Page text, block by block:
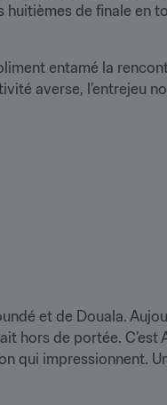
huitièmes de finale en
entamé la
averse, l’entrejeu
et de Douala.
hors de portée. C’est
qui impressionnent.